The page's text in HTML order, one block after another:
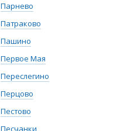
Парнево
Патраково
Пашино
Первое Мая
Переслегино
Перцово
Пестово
Песчанки